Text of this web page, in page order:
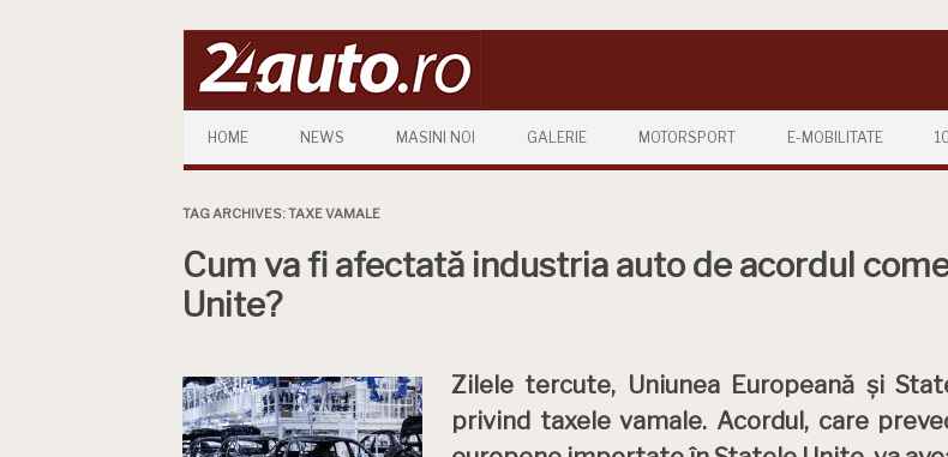
HOME NEWS MASINI NOI GALERIE MOTORSPORT E-MOBILITATE
TAG ARCHIVES:TAXE VAMALE
Cum va fi afectată industria auto de acordul
Unite?
Zilele tercute, Uniunea Europeană și
privind taxele vamale. Acordul, care